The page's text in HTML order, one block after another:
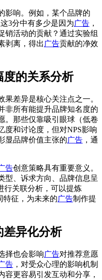
影响。例如，某个品牌的
3分中有多少是因为广告 ，
销活动的贡献？通过实验组
剥离，得出广告贡献的净效
度的关系分析
果差异是核心关注点之一。
非所有能提升品牌知名度的
。那些仅靠吸引眼球（低卷
度和讨论度，但对NPS影响
显品牌价值主张的广告 ，通
告创意策略具有重要意义。
型、诉求方向、品牌信息呈
行关联分析，可以提炼
特征，为未来的广告制作提
差异化分析
择也会影响广告对推荐意愿
告 ，对受众心理的影响机制
更容易引发互动和分享，